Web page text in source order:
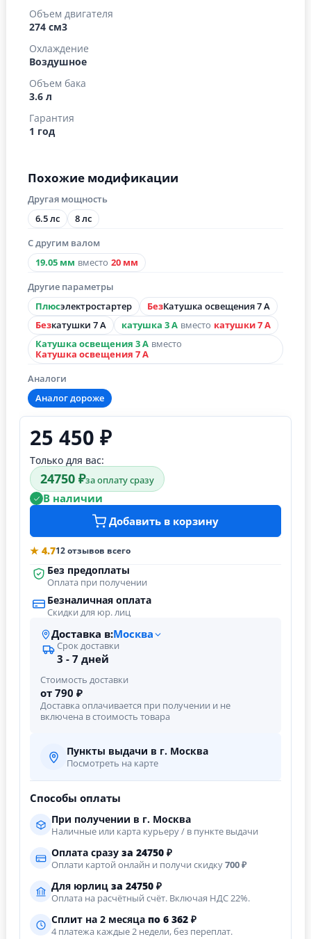
Похожие модификации
Другая мощность
6.5 лс 8 лс
С другим валом
19.05 мм вместо 20 мм
Другие параметры
Плюсэлектростартер БезКатушка освещения 7 А
Безкатушки 7 А катушка 3 А вместо катушки 7 А
Катушка освещения 3 А вместо
Катушка освещения 7 А
Аналоги
Аналог дороже
Объем двигателя
274 см3
Охлаждение
Воздушное
Объем бака
3.6 л
Гарантия
1 год
25 450 ₽
Только для вас:
24750 ₽за оплату сразу
В наличии
Добавить в корзину
★ 4.712 отзывов всего
Без предоплаты
Оплата при получении
Безналичная оплата
Скидки для юр. лиц
Доставка в:Москва
Срок доставки
3 - 7 дней
Стоимость доставки
от 790 ₽
Доставка оплачивается при получении и не
включена в стоимость товара
Пункты выдачи в г. Москва
Посмотреть на карте
Способы оплаты
При получении в г. Москва
Наличные или карта курьеру / в пункте выдачи
Оплата сразу за 24750 ₽
Оплати картой онлайн и получи скидку700 ₽
Для юрлиц за 24750 ₽
Оплата на расчётный счёт. Включая НДС 22%.
Сплит на 2 месяца по 6 362 ₽
4 платежа каждые 2 недели, без переплат.